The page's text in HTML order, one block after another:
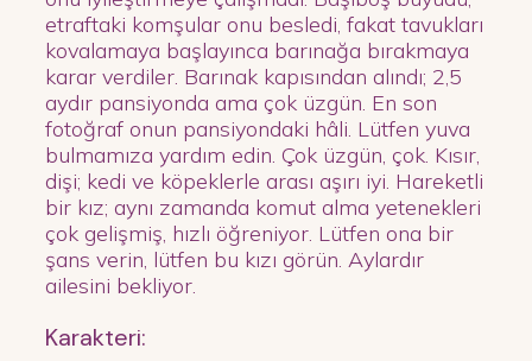
etraftaki komşular onu besledi, fakat tavukları
kovalamaya başlayınca barınağa bırakmaya
karar verdiler. Barınak kapısından alındı; 2,5
aydır pansiyonda ama çok üzgün. En son
fotoğraf onun pansiyondaki hâli. Lütfen yuva
bulmamıza yardım edin. Çok üzgün, çok. Kısır,
dişi; kedi ve köpeklerle arası aşırı iyi. Hareketli
bir kız; aynı zamanda komut alma yetenekleri
çok gelişmiş, hızlı öğreniyor. Lütfen ona bir
şans verin, lütfen bu kızı görün. Aylardır
ailesini bekliyor.
Karakteri: